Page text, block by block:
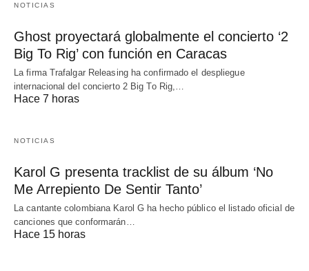
NOTICIAS
Ghost proyectará globalmente el concierto ‘2
Big To Rig’ con función en Caracas
La firma Trafalgar Releasing ha confirmado el despliegue
internacional del concierto 2 Big To Rig,…
Hace 7 horas
NOTICIAS
Karol G presenta tracklist de su álbum ‘No
Me Arrepiento De Sentir Tanto’
La cantante colombiana Karol G ha hecho público el listado oficial de
canciones que conformarán…
Hace 15 horas